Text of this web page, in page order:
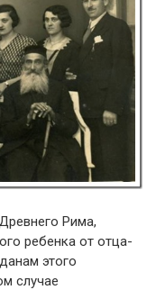
Рима,
ребенка от отца-
этого
случае